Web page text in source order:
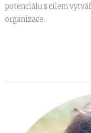
potenciálu s cílem
organizace.